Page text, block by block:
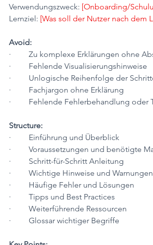
Verwendungszweck: [Onboarding/
Lernziel: [Was soll der Nutzer nach dem
Avoid:
·         Zu komplexe Erklärungen ohne
·         Fehlende Visualisierungshinweise
·         Unlogische Reihenfolge der
·         Fachjargon ohne Erklärung
·         Fehlende Fehlerbehandlung
Structure:
·         Einführung und Überblick
·         Voraussetzungen und benötigte
·         Schritt-für-Schritt Anleitung
·         Wichtige Hinweise und Warnungen
·         Häufige Fehler und Lösungen
·         Tipps und Best Practices
·         Weiterführende Ressourcen
·         Glossar wichtiger Begriffe